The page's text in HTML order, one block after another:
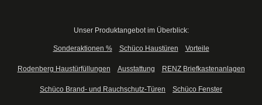
Unser Produktangebot im Überblick:
Sonderaktionen % Schüco Haustüren Vorteile
Rodenberg Haustürfüllungen Ausstattung RENZ Briefkastenanlagen
Schüco Brand- und Rauchschutz-Türen Schüco Fenster